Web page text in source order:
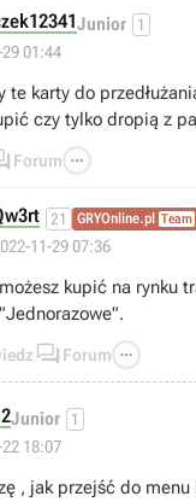
Junior 1
01:44
te karty do
czy tylko dropią z
Forum 
21 GRYOnline.pl Team
11-29 07:36
kupić na rynku
 Forum 
Junior 1
18:07
, jak przejść do menu